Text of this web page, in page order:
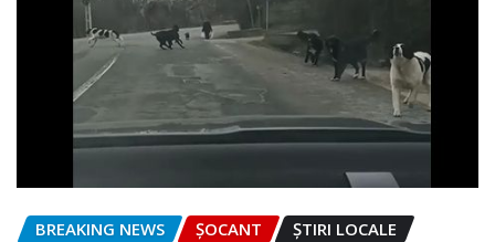
BREAKING NEWS ȘOCANT ȘTIRI LOCALE